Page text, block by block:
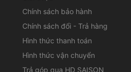
W541 i7 4930MX
UHD
Chính sách bảo hành
Chính sách đổi - Trả hàng
Hình thức thanh toán
Hình thức vận chuyển
Trả góp qua HD SAISON